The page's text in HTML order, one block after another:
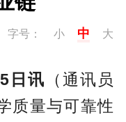
字号： 小 中 大
日讯 （通讯员
质量与可靠性